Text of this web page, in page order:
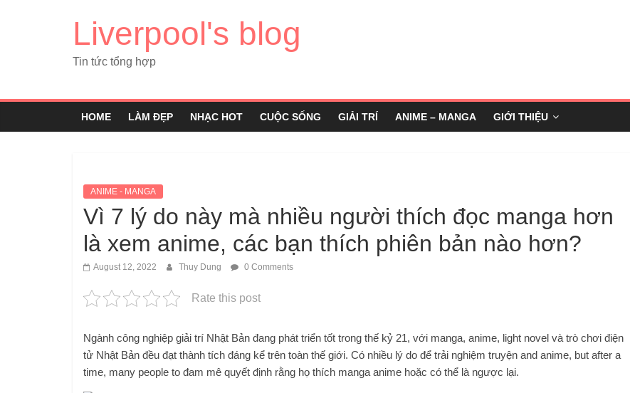
Liverpool's blog
Tin tức tổng hợp
HOME LÀM ĐẸP NHẠC HOT CUỘC SỐNG GIẢI TRÍ ANIME – MANGA GIỚI THIỆU
ANIME - MANGA
Vì 7 lý do này mà nhiều người thích đọc manga hơn
là xem anime, các bạn thích phiên bản nào hơn?
August 12, 2022 Thuy Dung 0 Comments
Rate this post
Ngành công nghiệp giải trí Nhật Bản đang phát triển tốt trong thế kỷ 21, với manga, anime, light novel và trò chơi điện
tử Nhật Bản đều đạt thành tích đáng kể trên toàn thế giới. Có nhiều lý do để trải nghiệm truyện and anime, but after a
time, many people to đam mê quyết định rằng họ thích manga anime hoặc có thể là ngược lại.